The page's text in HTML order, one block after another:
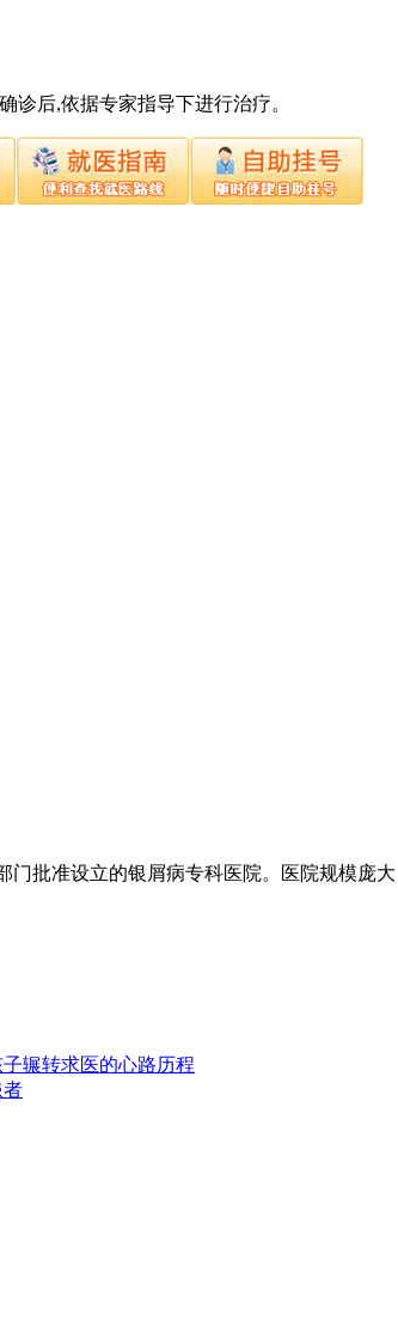
诊后,依据专家指导下进行治疗。
门批准设立的银屑病专科医院。医院规模庞